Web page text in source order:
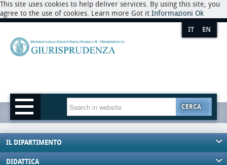
This site uses cookies to help deliver services. By using this site, you
agree to the use of cookies. Learn more Got it Informazioni Ok
IT EN
CERCA
IL DIPARTIMENTO
DIDATTICA